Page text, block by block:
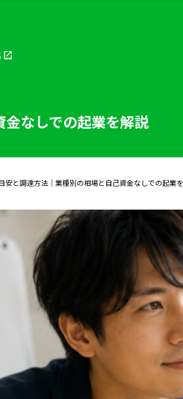
なしでの起業を解説
安と調達方法｜業種別の相場と自己資金なしでの起業